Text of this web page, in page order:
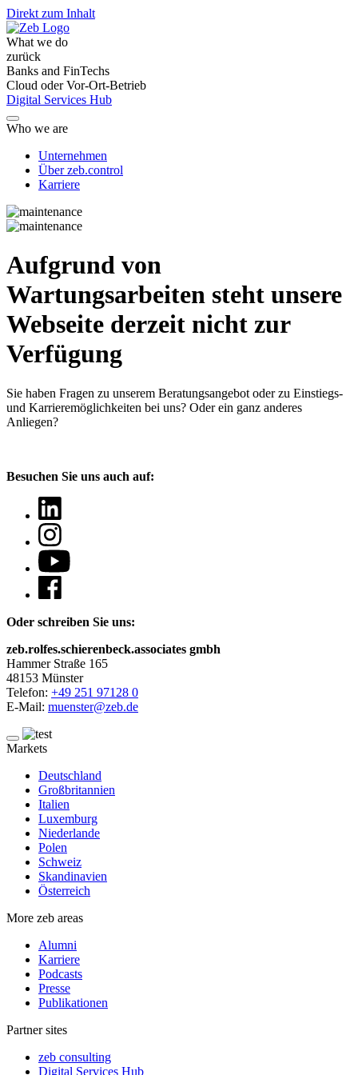
Direkt zum Inhalt
What we do
zurück
Banks and FinTechs
Cloud oder Vor-Ort-Betrieb
Digital Services Hub
Who we are
Unternehmen
Über zeb.control
Karriere
Aufgrund von
Wartungsarbeiten steht unsere
Webseite derzeit nicht zur
Verfügung
Sie haben Fragen zu unserem Beratungsangebot oder zu Einstiegs-
und Karrieremöglichkeiten bei uns? Oder ein ganz anderes
Anliegen?
Besuchen Sie uns auch auf:
Oder schreiben Sie uns:
zeb.rolfes.schierenbeck.associates gmbh
Hammer Straße 165
48153 Münster
Telefon: +49 251 97128 0
E-Mail: muenster@zeb.de
Markets
Deutschland
Großbritannien
Italien
Luxemburg
Niederlande
Polen
Schweiz
Skandinavien
Österreich
More zeb areas
Alumni
Karriere
Podcasts
Presse
Publikationen
Partner sites
zeb consulting
Digital Services Hub